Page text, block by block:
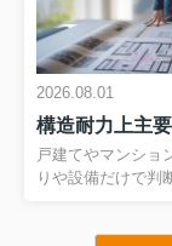
2026.08.01
2026.08.01
戸建てやマンショ
りや設備だけで判